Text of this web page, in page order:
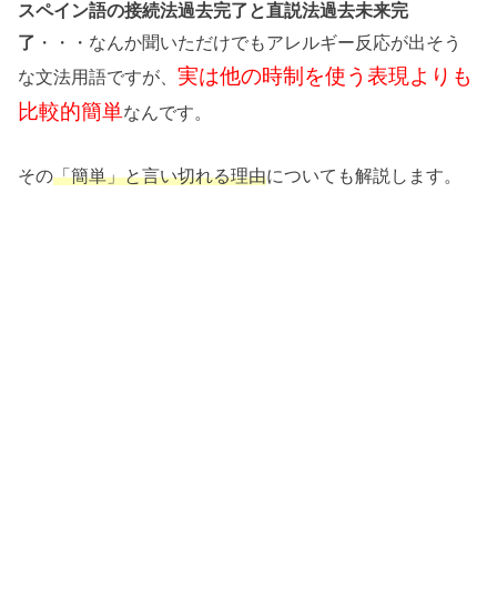
スペイン語の接続法過去完了と直説法過去未来完
了 ・・・なんか聞いただけでもアレルギー反応が出そう
な文法用語ですが、実は他の時制を使う表現よりも
比較的簡単なんです。
その「簡単」と言い切れる理由についても解説します。